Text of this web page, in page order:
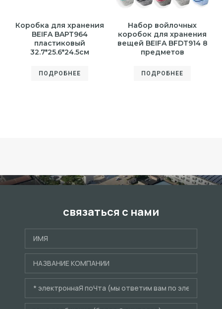
Коробка для хранения
BEIFA BAPT964
пластиковый
32.7*25.6*24.5см
ПОДРОБНЕЕ
Набор войлочных
коробок для хранения
вещей BEIFA BFDT914 8
предметов
ПОДРОБНЕЕ
связаться с нами